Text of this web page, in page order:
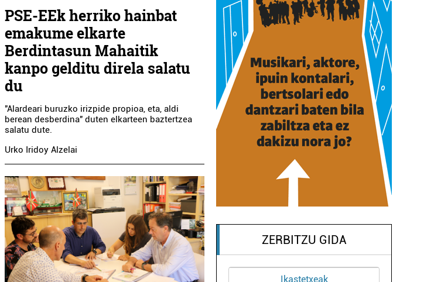
PSE-EEk herriko hainbat
emakume elkarte
Berdintasun Mahaitik
kanpo gelditu direla salatu
du
"Alardeari buruzko irizpide propioa, eta, aldi
berean desberdina" duten elkarteen baztertzea
salatu dute.
Urko Iridoy Alzelai
ZERBITZU GIDA
Osasungintza Ikastetxeak